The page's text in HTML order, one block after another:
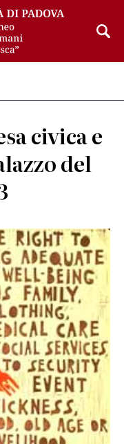
civica e
del